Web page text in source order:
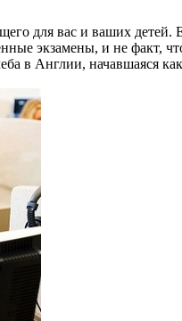
для вас и ваших
экзамены, и не факт,
в Англии, начавшаяся